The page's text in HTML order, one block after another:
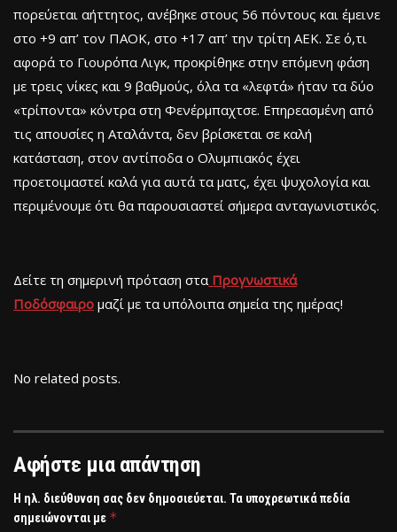
πορεύεται αήττητος, ανέβηκε στους 56 πόντους και έμεινε
στο +9 απ’ τον ΠΑΟΚ, στο +17 απ’ την τρίτη ΑΕΚ. Σε ό,τι
αφορά το Γιουρόπα Λιγκ, προκρίθηκε στην επόμενη φάση
με τρεις νίκες και 9 βαθμούς, όλα τα «λεφτά» ήταν τα δύο
«τρίποντα» κόντρα στη Φενέρμπαχτσε. Επηρεασμένη από
τις απουσίες η Αταλάντα, δεν βρίσκεται σε καλή
κατάσταση, στον αντίποδα ο Ολυμπιακός έχει
προετοιμαστεί καλά για αυτά τα ματς, έχει ψυχολογία και
περιμένουμε ότι θα παρουσιαστεί σήμερα ανταγωνιστικός.
Δείτε τη σημερινή πρόταση στα Προγνωστικά
Ποδόσφαιρο μαζί με τα υπόλοιπα σημεία της ημέρας!
No related posts.
Αφήστε μια απάντηση
Η ηλ. διεύθυνση σας δεν δημοσιεύεται. Τα υποχρεωτικά πεδία
σημειώνονται με *